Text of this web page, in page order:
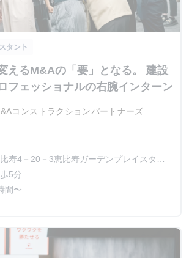
タント
えるM&Aの「要」となる。 建設
フェッショナルの右腕インターン
コンストラクションパートナーズ
寿4－20－3恵比寿ガーデンプレイスタワ
5分
間〜